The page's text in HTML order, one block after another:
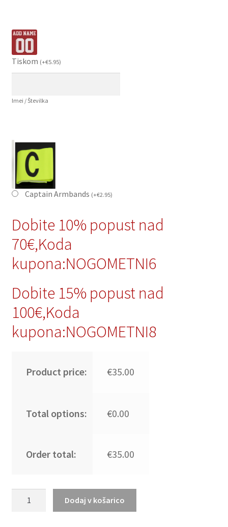
Tiskom (+€5.95)
Imei / Številka
Captain Armbands (+€2.95)
Dobite 10% popust nad
70€,Koda
kupona:NOGOMETNI6
Dobite 15% popust nad
100€,Koda
kupona:NOGOMETNI8
Product price: €35.00
Total options: €0.00
Order total: €35.00
Dodaj v košarico